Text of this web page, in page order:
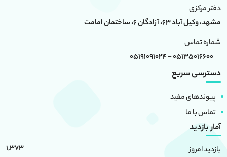
دفتر مرکزی
مشهد، وکیل آباد 63، آزادگان 6، ساختمان امامت
شماره تماس
05135016600 - 05191091024
دسترسی سریع
پیوندهای مفید
تماس با ما
آمار بازدید
بازدید امروز
1,373